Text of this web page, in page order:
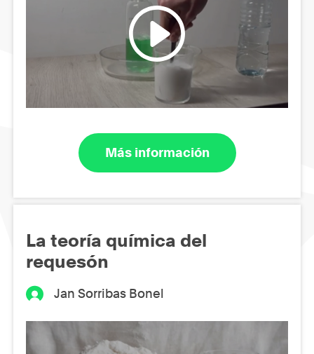
Más información
La teoría química del
requesón
Jan Sorribas Bonel